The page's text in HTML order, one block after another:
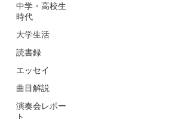
中学・高校生
時代
大学生活
読書録
エッセイ
曲目解説
演奏会レポー
ト